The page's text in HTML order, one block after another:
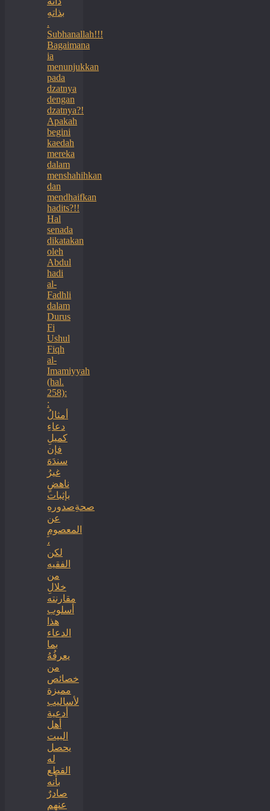
بذاتهِ
.
Subhanallah!!!
Bagaimana
ia
menunjukkan
pada
dzatnya
dengan
dzatnya?!
Apakah
begini
kaedah
mereka
dalam
menshahihkan
dan
mendhaifkan
hadits?!!
Hal
senada
dikatakan
oleh
Abdul
hadi
al-
Fadhli
dalam
Durus
Fi
Ushul
Fiqh
al-
Imamiyyah
(hal.
258):
:
أمثالُ
دعاءِ
كميلِ
فإن
سندَهَ
غيرُ
ناهضٍ
بإثبات
صحةِصدورهِ
عن
المعصومِ
،
لكن
الفقيه
من
خلالِ
مقارنته
أسلوب
هذا
الدعاء
بما
يعرفُهُ
من
خصائص
مميزة
لأساليب
أدعية
أهل
البيت
يحصل
له
القطع
بأنه
صادرٌ
عنهم